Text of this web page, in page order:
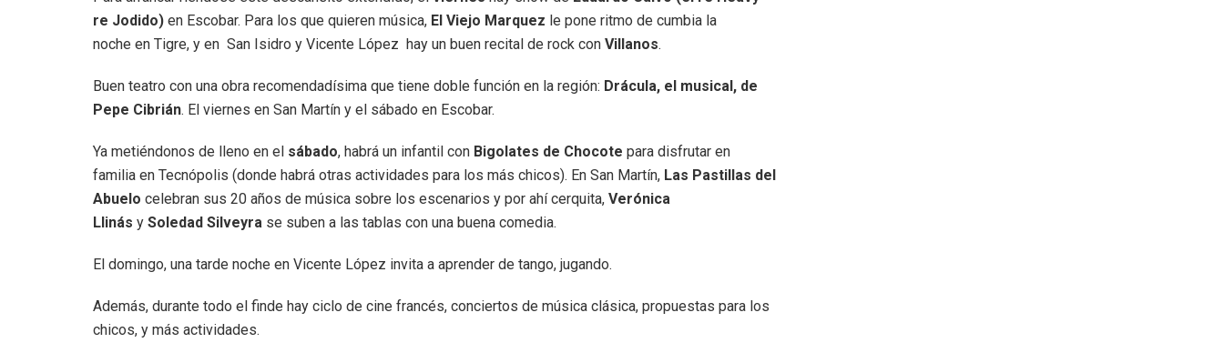
re Jodido) en Escobar. Para los que quieren música, El Viejo Marquez le pone ritmo de cumbia la
noche en Tigre, y en San Isidro y Vicente López hay un buen recital de rock con Villanos.
Buen teatro con una obra recomendadísima que tiene doble función en la región: Drácula, el musical, de
Pepe Cibrián. El viernes en San Martín y el sábado en Escobar.
Ya metiéndonos de lleno en el sábado, habrá un infantil con Bigolates de Chocote para disfrutar en
familia en Tecnópolis (donde habrá otras actividades para los más chicos). En San Martín, Las Pastillas del
Abuelo celebran sus 20 años de música sobre los escenarios y por ahí cerquita, Verónica
Llinás y Soledad Silveyra se suben a las tablas con una buena comedia.
El domingo, una tarde noche en Vicente López invita a aprender de tango, jugando.
Además, durante todo el finde hay ciclo de cine francés, conciertos de música clásica, propuestas para los
chicos, y más actividades.